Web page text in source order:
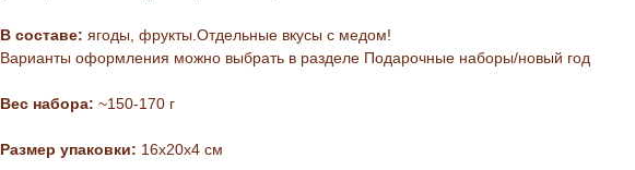
В составе: ягоды, фрукты.Отдельные вкусы с медом!
Варианты оформления можно выбрать в разделе Подарочные наборы/новый год
Вес набора: ~150-170 г
Размер упаковки: 16х20х4 см